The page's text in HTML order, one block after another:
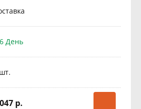
День
р.